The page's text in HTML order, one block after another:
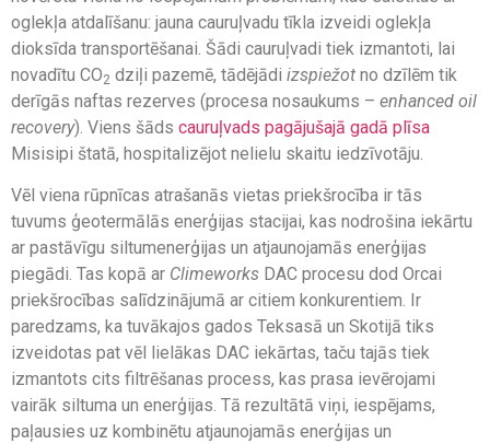
oglekļa atdalīšanu: jauna cauruļvadu tīkla izveidi oglekļa
dioksīda transportēšanai. Šādi cauruļvadi tiek izmantoti, lai
novadītu CO2 dziļi pazemē, tādējādi izspiežot no dzīlēm tik
derīgās naftas rezerves (procesa nosaukums – enhanced oil
recovery). Viens šāds cauruļvads pagājušajā gadā plīsa
Misisipi štatā, hospitalizējot nelielu skaitu iedzīvotāju.
Vēl viena rūpnīcas atrašanās vietas priekšrocība ir tās
tuvums ģeotermālās enerģijas stacijai, kas nodrošina iekārtu
ar pastāvīgu siltumenerģijas un atjaunojamās enerģijas
piegādi. Tas kopā ar Climeworks DAC procesu dod Orcai
priekšrocības salīdzinājumā ar citiem konkurentiem. Ir
paredzams, ka tuvākajos gados Teksasā un Skotijā tiks
izveidotas pat vēl lielākas DAC iekārtas, taču tajās tiek
izmantots cits filtrēšanas process, kas prasa ievērojami
vairāk siltuma un enerģijas. Tā rezultātā viņi, iespējams,
paļausies uz kombinētu atjaunojamās enerģijas un